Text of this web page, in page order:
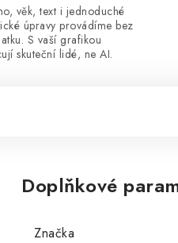
věk, text i jednoduché
úpravy provádíme bez
S vaší grafikou
skuteční lidé, ne AI.
Doplňkové
Značka